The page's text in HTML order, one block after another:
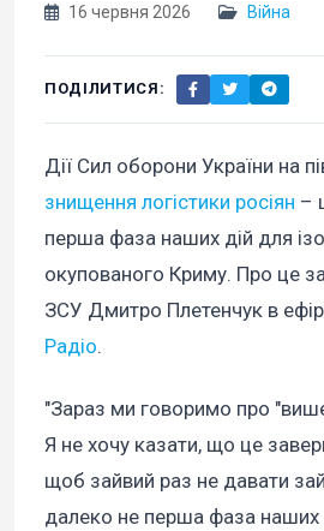
16 червня 2026 Війна
ПОДІЛИТИСЯ:
Дії Сил оборони України на
знищення логістики росіян –
перша фаза наших дій для
окупованого Криму. Про це
ЗСУ Дмитро Плетенчук в
Радіо.
"Зараз ми говоримо про
Я не хочу казати, що це
щоб зайвий раз не давати
далеко не перша фаза наших